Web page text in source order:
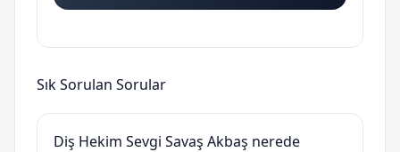
Sık Sorulan Sorular
Diş Hekim Sevgi Savaş Akbaş nerede